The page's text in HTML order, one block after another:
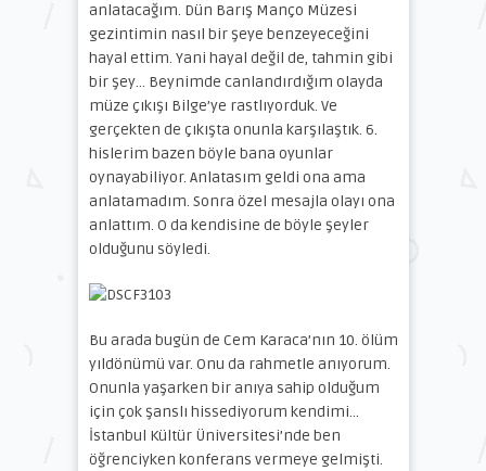
anlatacağım. Dün Barış Manço Müzesi
gezintimin nasıl bir şeye benzeyeceğini
hayal ettim. Yani hayal değil de, tahmin gibi
bir şey… Beynimde canlandırdığım olayda
müze çıkışı Bilge’ye rastlıyorduk. Ve
gerçekten de çıkışta onunla karşılaştık. 6.
hislerim bazen böyle bana oyunlar
oynayabiliyor. Anlatasım geldi ona ama
anlatamadım. Sonra özel mesajla olayı ona
anlattım. O da kendisine de böyle şeyler
olduğunu söyledi.
Bu arada bugün de Cem Karaca’nın 10. ölüm
yıldönümü var. Onu da rahmetle anıyorum.
Onunla yaşarken bir anıya sahip olduğum
için çok şanslı hissediyorum kendimi…
İstanbul Kültür Üniversitesi’nde ben
öğrenciyken konferans vermeye gelmişti.